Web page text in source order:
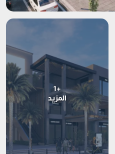
+1
المزيد